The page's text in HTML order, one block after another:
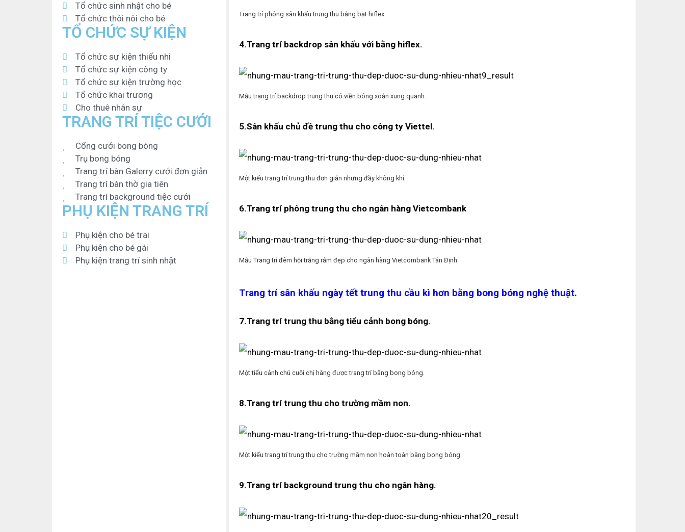
Tổ chức sinh nhật cho bé
Tổ chức thôi nôi cho bé
TỔ CHỨC SỰ KIỆN
Tổ chức sự kiện thiếu nhi
Tổ chức sự kiện công ty
Tổ chức sự kiện trường học
Tổ chức khai trương
Cho thuê nhân sự
TRANG TRÍ TIỆC CƯỚI
Cổng cưới bong bóng
Trụ bong bóng
Trang trí bàn Galerry cưới đơn giản
Trang trí bàn thờ gia tiên
Trang trí background tiệc cưới
PHỤ KIỆN TRANG TRÍ
Phụ kiện cho bé trai
Phụ kiện cho bé gái
Phụ kiện trang trí sinh nhật
Trang trí phông sân khấu trung thu bằng bạt hiflex.
4.Trang trí backdrop sân khấu với bằng hiflex.
Mẫu trang trí backdrop trung thu có viền bóng xoắn xung quanh.
5.Sân khấu chủ đề trung thu cho công ty Viettel.
Một kiểu trang trí trung thu đơn giản nhưng đầy không khí.
6.Trang trí phông trung thu cho ngân hàng Vietcombank
Mẫu Trang trí đêm hội trăng rằm đẹp cho ngân hàng Vietcombank Tân Định
Trang trí sân khấu ngày tết trung thu cầu kì hơn bằng bong bóng nghệ thuật.
7.Trang trí trung thu bằng tiểu cảnh bong bóng.
Một tiểu cảnh chú cuội chị hằng được trang trí bằng bong bóng.
8.Trang trí trung thu cho trường mầm non.
Một kiểu trang trí trung thu cho trường mầm non hoàn toàn bằng bong bóng.
9.Trang trí background trung thu cho ngân hàng.